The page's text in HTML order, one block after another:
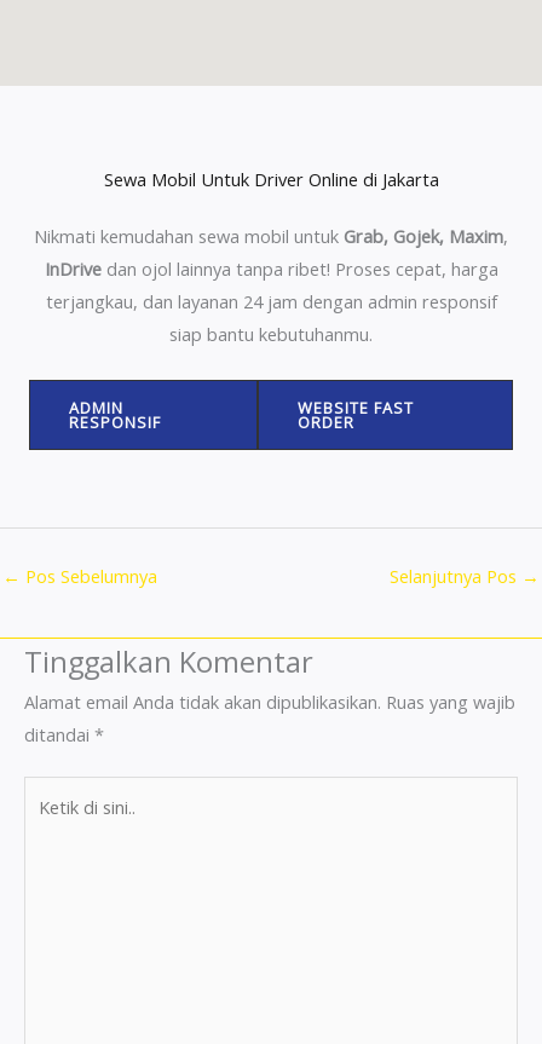
Sewa Mobil Untuk Driver Online di Jakarta
Nikmati kemudahan sewa mobil untuk Grab, Gojek, Maxim,
InDrive dan ojol lainnya tanpa ribet! Proses cepat, harga
terjangkau, dan layanan 24 jam dengan admin responsif
siap bantu kebutuhanmu.
ADMIN
RESPONSIF
WEBSITE FAST
ORDER
← Pos Sebelumnya Selanjutnya Pos →
Tinggalkan Komentar
Alamat email Anda tidak akan dipublikasikan. Ruas yang wajib
ditandai *